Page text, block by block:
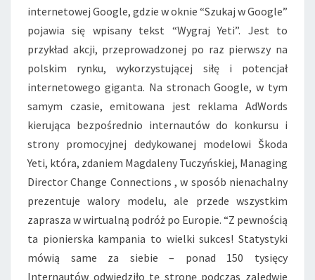
internetowej Google, gdzie w oknie “Szukaj w Google”
pojawia się wpisany tekst “Wygraj Yeti”. Jest to
przykład akcji, przeprowadzonej po raz pierwszy na
polskim rynku, wykorzystującej siłę i potencjał
internetowego giganta. Na stronach Google, w tym
samym czasie, emitowana jest reklama AdWords
kierująca bezpośrednio internautów do konkursu i
strony promocyjnej dedykowanej modelowi Škoda
Yeti, która, zdaniem Magdaleny Tuczyńskiej, Managing
Director Change Connections , w sposób nienachalny
prezentuje walory modelu, ale przede wszystkim
zaprasza w wirtualną podróż po Europie. “Z pewnością
ta pionierska kampania to wielki sukces! Statystyki
mówią same za siebie – ponad 150 tysięcy
Internautów odwiedziło tę stronę podczas zaledwie